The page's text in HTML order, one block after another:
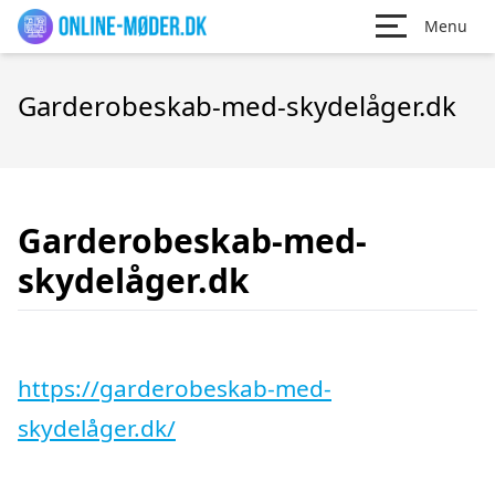
Menu
Garderobeskab-med-skydelåger.dk
Garderobeskab-med-
skydelåger.dk
https://garderobeskab-med-
skydelåger.dk/